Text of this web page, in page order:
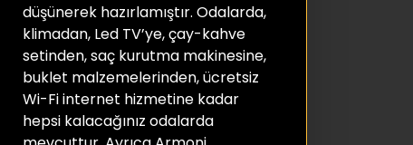
düşünerek hazırlamıştır. Odalarda,
klimadan, Led TV’ye, çay-kahve
setinden, saç kurutma makinesine,
buklet malzemelerinden, ücretsiz
Wi-Fi internet hizmetine kadar
hepsi kalacağınız odalarda